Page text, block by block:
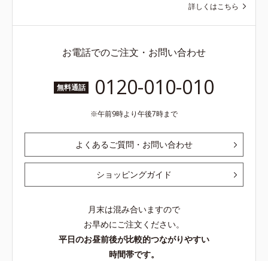
詳しくはこちら
お電話でのご注文・お問い合わせ
無料通話 0120-010-010
午前9時より午後7時まで
よくあるご質問・お問い合わせ
ショッピングガイド
月末は混み合いますので
お早めにご注文ください。
平日のお昼前後が比較的つながりやすい
時間帯です。